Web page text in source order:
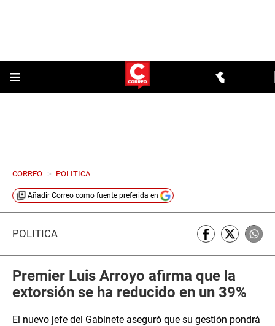
CORREO > POLITICA
Añadir Correo como fuente preferida en
POLÍTICA
Premier Luis Arroyo afirma que la
extorsión se ha reducido en un 39%
El nuevo jefe del Gabinete aseguró que su gestión pondrá